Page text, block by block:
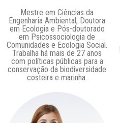
Mestre em Ciências da
Engenharia Ambiental, Doutora
em Ecologia e Pós-doutorado
em Psicossociologia de
Comunidades e Ecologia Social.
Trabalha há mais de 27 anos
com políticas públicas para a
conservação da biodiversidade
costeira e marinha.